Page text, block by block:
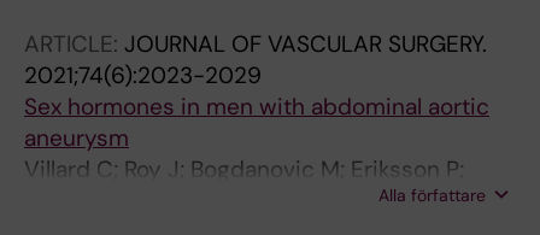
ARTICLE: JOURNAL OF VASCULAR SURGERY.
2021;74(6):2023-2029
Sex hormones in men with abdominal aortic
aneurysm
Villard C; Roy J; Bogdanovic M; Eriksson P;
Alla författare